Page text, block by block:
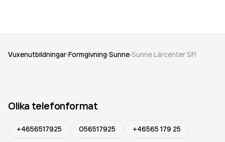
Vuxenutbildningar Formgivning Sunne Sunne Lärcenter SFI
Olika telefonformat
+4656517925 056517925
+46565 179 25